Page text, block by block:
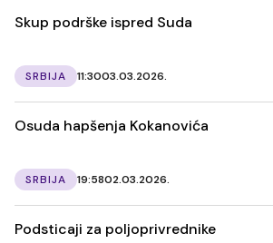
Skup podrške ispred Suda
SRBIJA 11:3003.03.2026.
Osuda hapšenja Kokanovića
SRBIJA 19:5802.03.2026.
Podsticaji za poljoprivrednike